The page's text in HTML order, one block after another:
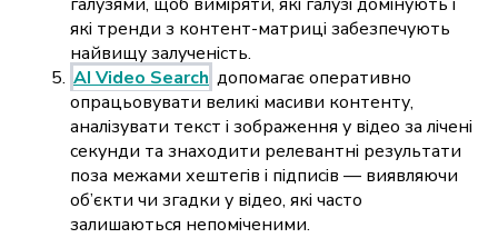
які тренди з контент-матриці забезпечують
найвищу залученість.
AI Video Search допомагає оперативно
опрацьовувати великі масиви контенту,
аналізувати текст і зображення у відео за лічені
секунди та знаходити релевантні результати
поза межами хештегів і підписів — виявляючи
об’єкти чи згадки у відео, які часто
залишаються непоміченими.